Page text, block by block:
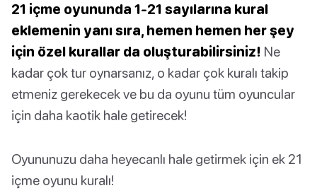
21 içme oyununda 1-21 sayılarına kural
eklemenin yanı sıra, hemen hemen her şey
için özel kurallar da oluşturabilirsiniz! Ne
kadar çok tur oynarsanız, o kadar çok kuralı takip
etmeniz gerekecek ve bu da oyunu tüm oyuncular
için daha kaotik hale getirecek!
Oyununuzu daha heyecanlı hale getirmek için ek 21
içme oyunu kuralı!